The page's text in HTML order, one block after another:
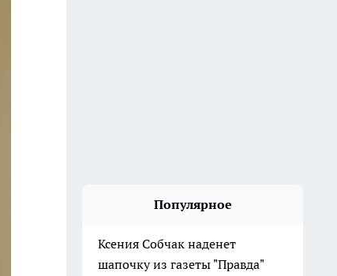
Популярное
Ксения Собчак наденет
шапочку из газеты "Правда"